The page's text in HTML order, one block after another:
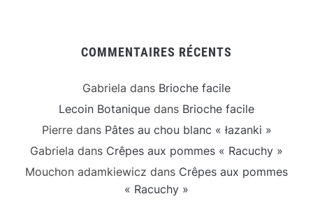
COMMENTAIRES RÉCENTS
Gabriela dans Brioche facile
Lecoin Botanique dans Brioche facile
Pierredans Pâtes au chou blanc « łazanki »
Gabriela dans Crêpes aux pommes « Racuchy »
Mouchon adamkiewicz dans Crêpes aux pommes
« Racuchy »